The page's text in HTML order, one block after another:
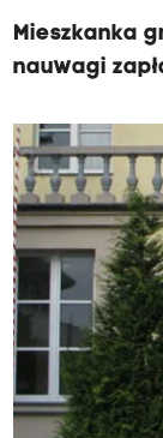
Mieszkanka
nauwagi